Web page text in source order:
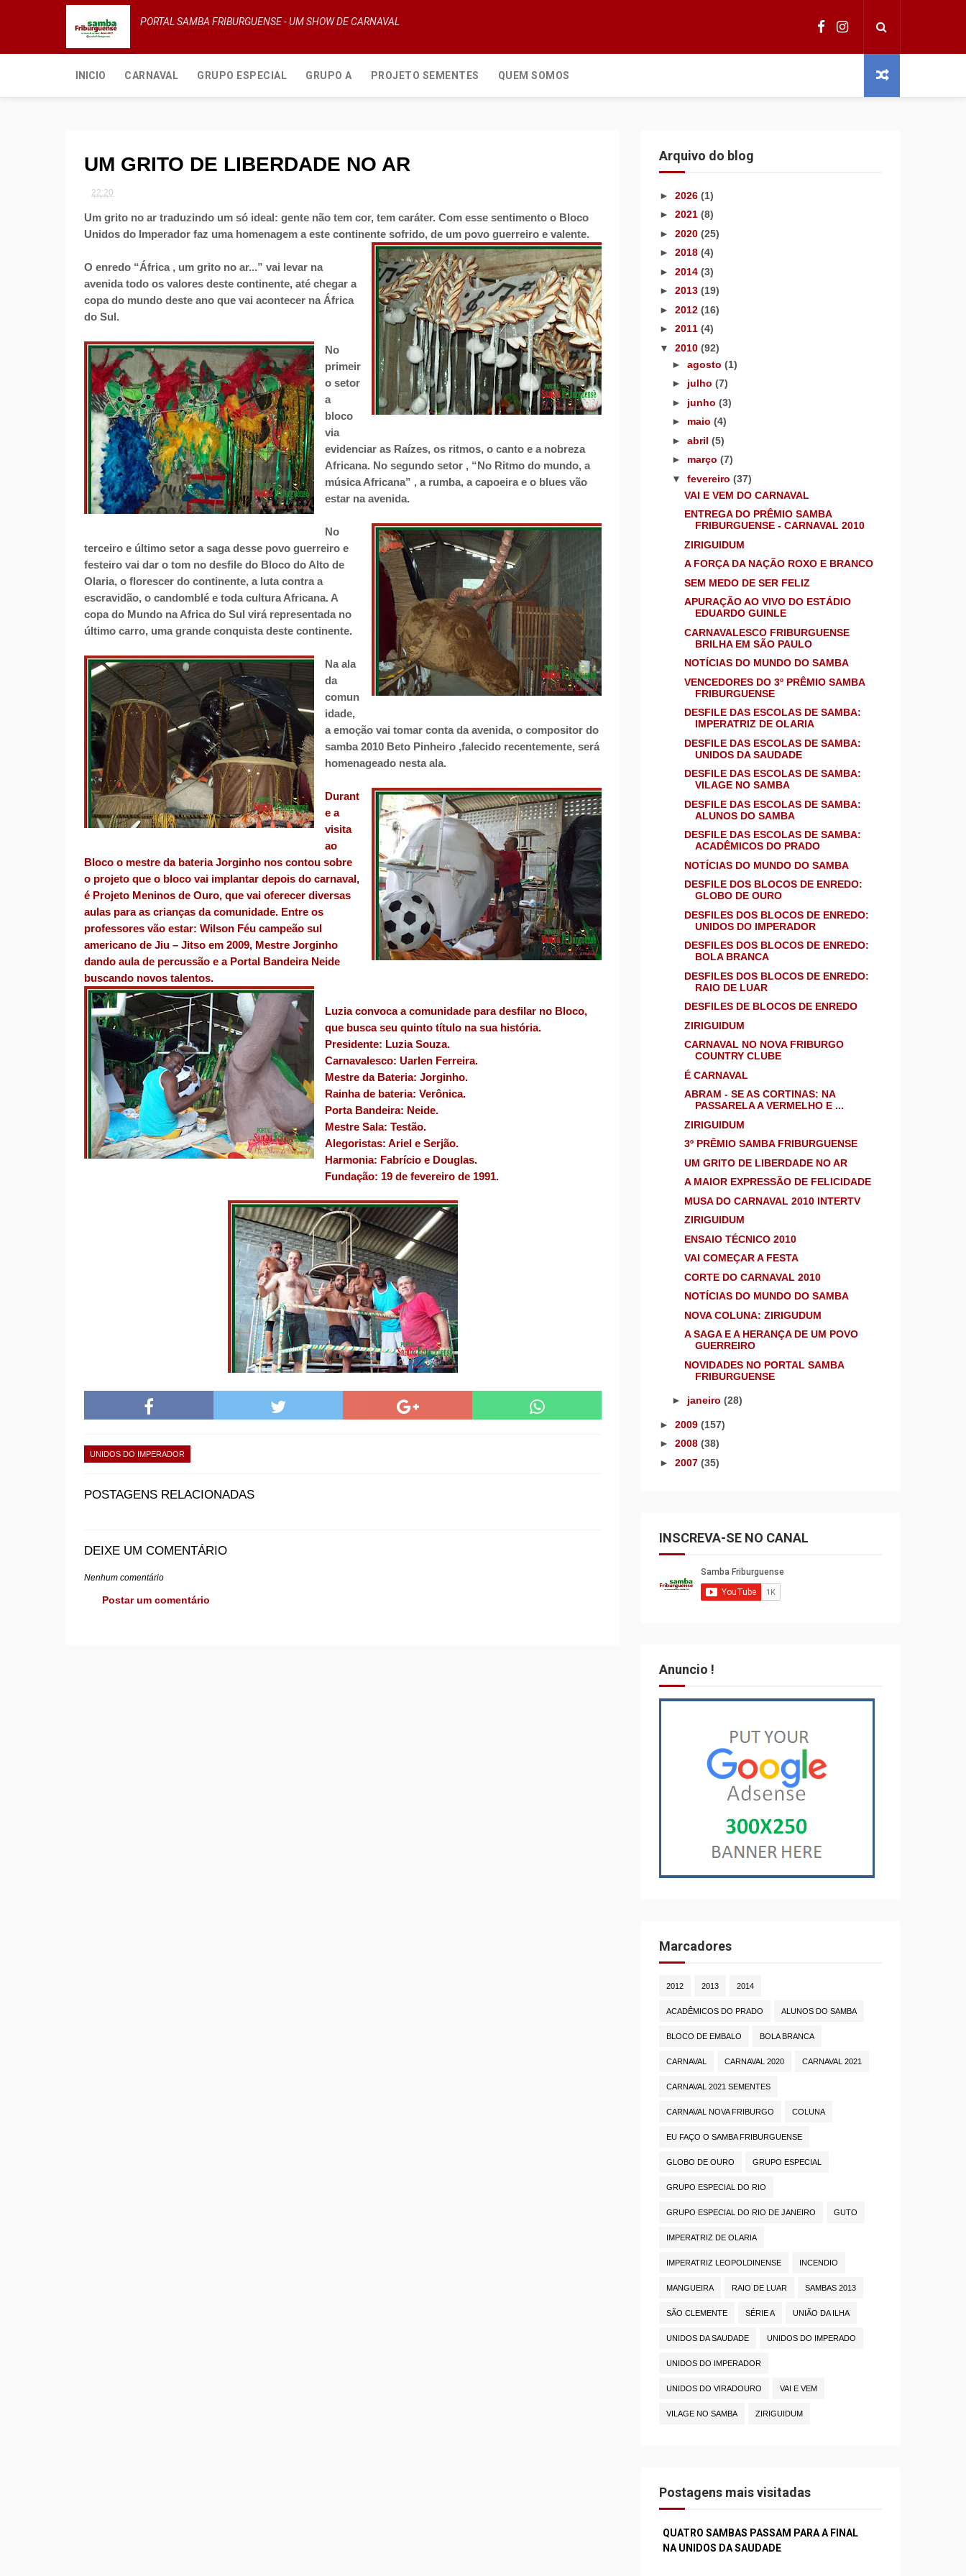
PORTAL SAMBA FRIBURGUENSE - UM SHOW DE CARNAVAL
INICIO CARNAVAL GRUPO ESPECIAL GRUPO A PROJETO SEMENTES QUEM SOMOS
UM GRITO DE LIBERDADE NO AR
22:20
Um grito no ar traduzindo um só ideal: gente não tem cor, tem caráter. Com esse sentimento o Bloco
Unidos do Imperador faz uma homenagem a este continente sofrido, de um povo guerreiro e valente.
O enredo “África , um grito no ar...” vai levar na
avenida todo os valores deste continente, até chegar a
copa do mundo deste ano que vai acontecer na África
do Sul.
No
primeir
o setor
a
bloco
via
evidenciar as Raízes, os ritmos, o canto e a nobreza
Africana. No segundo setor , “No Ritmo do mundo, a
música Africana” , a rumba, a capoeira e o blues vão
estar na avenida.
No
terceiro e último setor a saga desse povo guerreiro e
festeiro vai dar o tom no desfile do Bloco do Alto de
Olaria, o florescer do continente, a luta contra a
escravidão, o candomblé e toda cultura Africana. A
copa do Mundo na Africa do Sul virá representada no
último carro, uma grande conquista deste continente.
Na ala
da
comun
idade,
a emoção vai tomar conta da avenida, o compositor do
samba 2010 Beto Pinheiro ,falecido recentemente, será
homenageado nesta ala.
Durant
e a
visita
ao
Bloco o mestre da bateria Jorginho nos contou sobre
o projeto que o bloco vai implantar depois do carnaval,
é Projeto Meninos de Ouro, que vai oferecer diversas
aulas para as crianças da comunidade. Entre os
professores vão estar: Wilson Féu campeão sul
americano de Jiu – Jitso em 2009, Mestre Jorginho
dando aula de percussão e a Portal Bandeira Neide
buscando novos talentos.
Luzia convoca a comunidade para desfilar no Bloco,
que busca seu quinto título na sua história.
Presidente: Luzia Souza.
Carnavalesco: Uarlen Ferreira.
Mestre da Bateria: Jorginho.
Rainha de bateria: Verônica.
Porta Bandeira: Neide.
Mestre Sala: Testão.
Alegoristas: Ariel e Serjão.
Harmonia: Fabrício e Douglas.
Fundação: 19 de fevereiro de 1991.
UNIDOS DO IMPERADOR
POSTAGENS RELACIONADAS
DEIXE UM COMENTÁRIO
Nenhum comentário
Postar um comentário
Arquivo do blog
► 2026 (1)
► 2021 (8)
► 2020 (25)
► 2018 (4)
► 2014 (3)
► 2013 (19)
► 2012 (16)
► 2011 (4)
▼ 2010 (92)
► agosto (1)
► julho (7)
► junho (3)
► maio (4)
► abril (5)
► março (7)
▼ fevereiro (37)
VAI E VEM DO CARNAVAL
ENTREGA DO PRÊMIO SAMBA
FRIBURGUENSE - CARNAVAL 2010
ZIRIGUIDUM
A FORÇA DA NAÇÃO ROXO E BRANCO
SEM MEDO DE SER FELIZ
APURAÇÃO AO VIVO DO ESTÁDIO
EDUARDO GUINLE
CARNAVALESCO FRIBURGUENSE
BRILHA EM SÃO PAULO
NOTÍCIAS DO MUNDO DO SAMBA
VENCEDORES DO 3º PRÊMIO SAMBA
FRIBURGUENSE
DESFILE DAS ESCOLAS DE SAMBA:
IMPERATRIZ DE OLARIA
DESFILE DAS ESCOLAS DE SAMBA:
UNIDOS DA SAUDADE
DESFILE DAS ESCOLAS DE SAMBA:
VILAGE NO SAMBA
DESFILE DAS ESCOLAS DE SAMBA:
ALUNOS DO SAMBA
DESFILE DAS ESCOLAS DE SAMBA:
ACADÊMICOS DO PRADO
NOTÍCIAS DO MUNDO DO SAMBA
DESFILE DOS BLOCOS DE ENREDO:
GLOBO DE OURO
DESFILES DOS BLOCOS DE ENREDO:
UNIDOS DO IMPERADOR
DESFILES DOS BLOCOS DE ENREDO:
BOLA BRANCA
DESFILES DOS BLOCOS DE ENREDO:
RAIO DE LUAR
DESFILES DE BLOCOS DE ENREDO
ZIRIGUIDUM
CARNAVAL NO NOVA FRIBURGO
COUNTRY CLUBE
É CARNAVAL
ABRAM - SE AS CORTINAS: NA
PASSARELA A VERMELHO E ...
ZIRIGUIDUM
3º PRÊMIO SAMBA FRIBURGUENSE
UM GRITO DE LIBERDADE NO AR
A MAIOR EXPRESSÃO DE FELICIDADE
MUSA DO CARNAVAL 2010 INTERTV
ZIRIGUIDUM
ENSAIO TÉCNICO 2010
VAI COMEÇAR A FESTA
CORTE DO CARNAVAL 2010
NOTÍCIAS DO MUNDO DO SAMBA
NOVA COLUNA: ZIRIGUDUM
A SAGA E A HERANÇA DE UM POVO
GUERREIRO
NOVIDADES NO PORTAL SAMBA
FRIBURGUENSE
► janeiro (28)
► 2009 (157)
► 2008 (38)
► 2007 (35)
INSCREVA-SE NO CANAL
Anuncio !
Marcadores
2012 2013 2014
ACADÊMICOS DO PRADO ALUNOS DO SAMBA
BLOCO DE EMBALO BOLA BRANCA
CARNAVAL CARNAVAL 2020 CARNAVAL 2021
CARNAVAL 2021 SEMENTES
CARNAVAL NOVA FRIBURGO COLUNA
EU FAÇO O SAMBA FRIBURGUENSE
GLOBO DE OURO GRUPO ESPECIAL
GRUPO ESPECIAL DO RIO
GRUPO ESPECIAL DO RIO DE JANEIRO GUTO
IMPERATRIZ DE OLARIA
IMPERATRIZ LEOPOLDINENSE INCENDIO
MANGUEIRA RAIO DE LUAR SAMBAS 2013
SÃO CLEMENTE SÉRIE A UNIÃO DA ILHA
UNIDOS DA SAUDADE UNIDOS DO IMPERADO
UNIDOS DO IMPERADOR
UNIDOS DO VIRADOURO VAI E VEM
VILAGE NO SAMBA ZIRIGUIDUM
Postagens mais visitadas
QUATRO SAMBAS PASSAM PARA A FINAL
NA UNIDOS DA SAUDADE